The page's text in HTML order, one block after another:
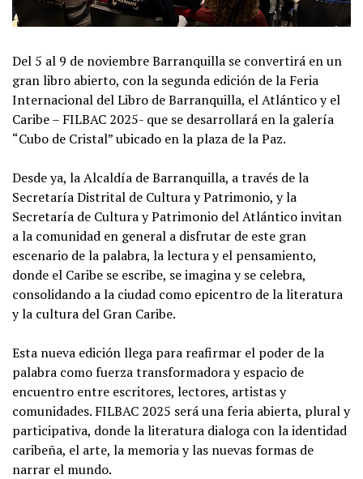
Del 5 al 9 de noviembre Barranquilla se convertirá en un
gran libro abierto, con la segunda edición de la Feria
Internacional del Libro de Barranquilla, el Atlántico y el
Caribe – FILBAC 2025- que se desarrollará en la galería
“Cubo de Cristal” ubicado en la plaza de la Paz.
Desde ya, la Alcaldía de Barranquilla, a través de la
Secretaría Distrital de Cultura y Patrimonio, y la
Secretaría de Cultura y Patrimonio del Atlántico invitan
a la comunidad en general a disfrutar de este gran
escenario de la palabra, la lectura y el pensamiento,
donde el Caribe se escribe, se imagina y se celebra,
consolidando a la ciudad como epicentro de la literatura
y la cultura del Gran Caribe.
Esta nueva edición llega para reafirmar el poder de la
palabra como fuerza transformadora y espacio de
encuentro entre escritores, lectores, artistas y
comunidades. FILBAC 2025 será una feria abierta, plural y
participativa, donde la literatura dialoga con la identidad
caribeña, el arte, la memoria y las nuevas formas de
narrar el mundo.